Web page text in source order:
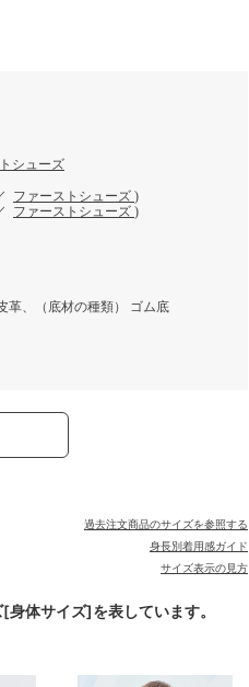
シューズ
ファーストシューズ )
ファーストシューズ )
革、（底材の種類） ゴム底
過去注文商品のサイズを参照する
身長別着用感ガイド
サイズ表示の見方
体サイズ]を表しています。